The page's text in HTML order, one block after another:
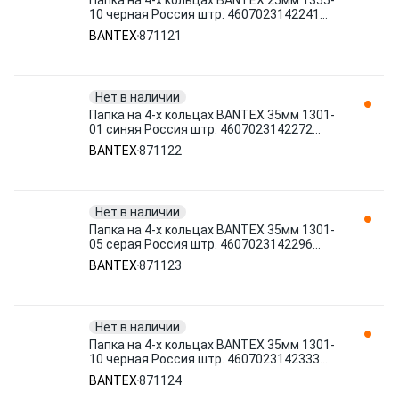
10 черная Россия штр. 4607023142241
871121
BANTEX871121
Нет в наличии
Папка на 4-х кольцах BANTEX 35мм 1301-
01 синяя Россия штр. 4607023142272
871122
BANTEX871122
Нет в наличии
Папка на 4-х кольцах BANTEX 35мм 1301-
05 серая Россия штр. 4607023142296
871123
BANTEX871123
Нет в наличии
Папка на 4-х кольцах BANTEX 35мм 1301-
10 черная Россия штр. 4607023142333
871124
BANTEX871124